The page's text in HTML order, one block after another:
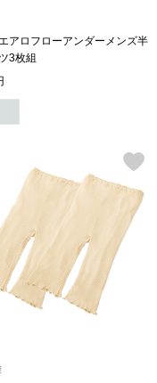
ネクタイ
手袋
ベルト
靴下
アロフローアンダーメンズ半
3枚組